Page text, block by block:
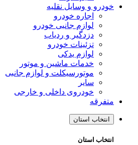
خودرو و وسایل نقلیه
اجاره خودرو
لوازم جانبی خودرو
دزدگیر و ردیاب
تزئینات خودرو
لوازم یدکی
خدمات ماشین و موتور
موتورسیکلت و لوازم جانبی
سایر
خودروی داخلی و خارجی
متفرقه
انتخاب استان
انتخاب استان